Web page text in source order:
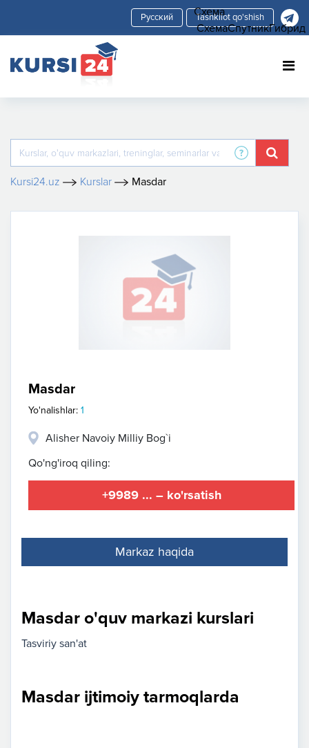
Tashkilot qo'shish
Kursi24.uz Kurslar Masdar
Masdar
Yo'nalishlar: 1
Alisher Navoiy Milliy Bog`i
Qo'ng'iroq qiling:
+9989 ... – ko'rsatish
Markaz haqida
Masdar o'quv markazi kurslari
Tasviriy san'at
Masdar ijtimoiy tarmoqlarda
Схема
СхемаСпутникГибрид